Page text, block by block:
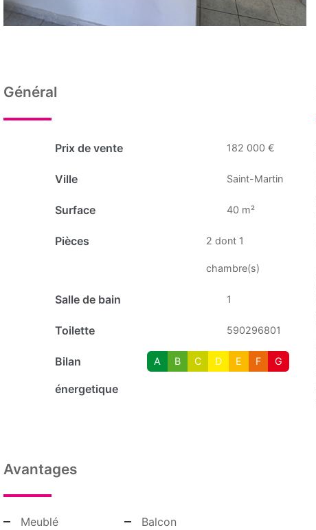
Général
Prix de vente 182 000 €
Ville Saint-Martin
Surface 40 m²
Pièces 2 dont 1
chambre(s)
Salle de bain 1
Toilette 590296801
Bilan
énergetique
A B C D E F G
Avantages
Meublé Balcon